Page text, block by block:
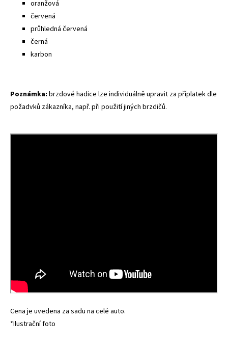
oranžová
červená
průhledná červená
černá
karbon
Poznámka: brzdové hadice lze individuálně upravit za příplatek dle
požadvků zákazníka, např. při použití jiných brzdičů.
Cena je uvedena za sadu na celé auto.
*Ilustrační foto